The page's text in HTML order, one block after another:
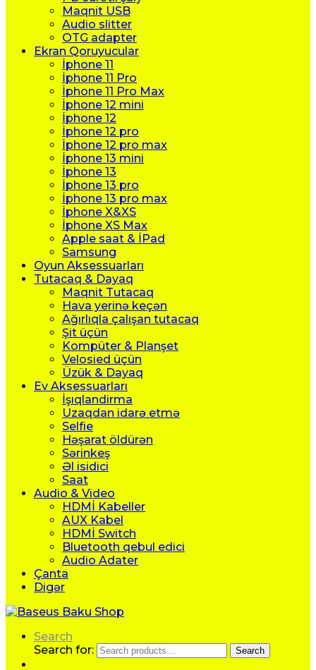
Maqnit USB
Audio slitter
OTG adapter
Ekran Qoruyucular
İphone 11
İphone 11 Pro
İphone 11 Pro Max
İphone 12 mini
İphone 12
İphone 12 pro
İphone 12 pro max
İphone 13 mini
İphone 13
İphone 13 pro
İphone 13 pro max
İphone X&XS
İphone XS Max
Apple saat & İPad
Samsung
Oyun Aksessuarları
Tutacaq & Dayaq
Maqnit Tutacaq
Hava yerinə keçən
Ağırlıqla çalışan tutacaq
Şit üçün
Kompüter & Planşet
Velosied üçün
Üzük & Dayaq
Ev Aksessuarları
İşıqlandirma
Uzaqdan idarə etmə
Selfie
Həşarat öldürən
Sərinkeş
Əl isidici
Saat
Audio & Video
HDMİ Kabeller
AUX Kabel
HDMİ Switch
Bluetooth qebul edici
Audio Adater
Çanta
Digər
Search
Search for:
Search